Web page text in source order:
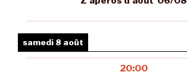
samedi 8 août
20:00